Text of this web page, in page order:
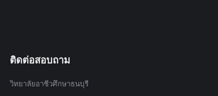
ติดต่อสอบถาม
วิทยาลัยอาชีวศึกษาธนบุรี